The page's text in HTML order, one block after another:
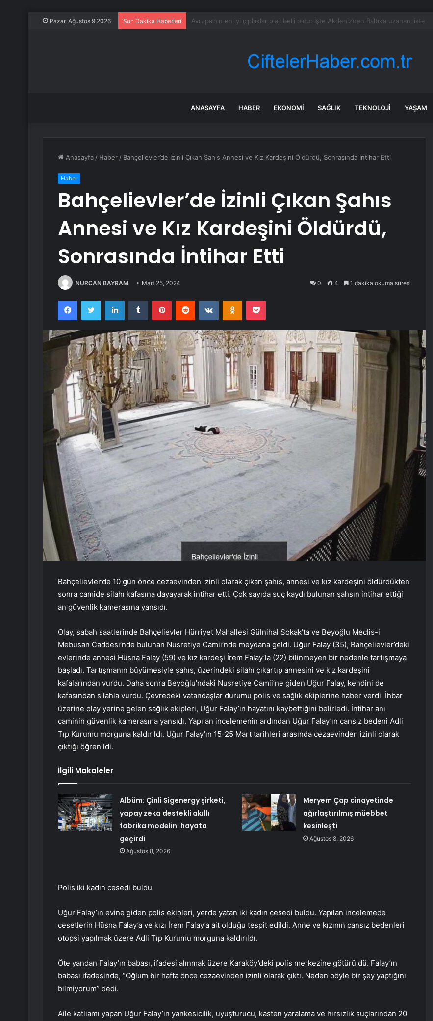
Pazar, Ağustos 9 2026 Son Dakika Haberleri AK Partili Çelik: Emekli Maaşlarında Adaletsizlik Var, İntibak Zorunlu
ANASAYFA HABER EKONOMI SAĞLIK TEKNOLOJI YAŞAM
Anasayfa / Haber / Bahçelievler’de İzinli Çıkan Şahıs Annesi ve Kız Kardeşini Öldürdü, Sonrasında İntihar Etti
Haber
Bahçelievler’de İzinli Çıkan Şahıs
Annesi ve Kız Kardeşini Öldürdü,
Sonrasında İntihar Etti
NURCAN BAYRAM Mart 25, 2024 0 4 1 dakika okuma süresi
FacebookTwitter LinkedInTumblr PinterestReddit VKontakteOdnoklassniki
Pocket
Bahçelievler’de 10 gün önce cezaevinden izinli olarak çıkan şahıs, annesi ve kız kardeşini öldürdükten
sonra camide silahı kafasına dayayarak intihar etti. Çok sayıda suç kaydı bulunan şahsın intihar ettiği
an güvenlik kamerasına yansıdı.
Olay, sabah saatlerinde Bahçelievler Hürriyet Mahallesi Gülnihal Sokak’ta ve Beyoğlu Meclis-i
Mebusan Caddesi’nde bulunan Nusretiye Camii’nde meydana geldi. Uğur Falay (35), Bahçelievler’deki
evlerinde annesi Hüsna Falay (59) ve kız kardeşi İrem Falay’la (22) bilinmeyen bir nedenle tartışmaya
başladı. Tartışmanın büyümesiyle şahıs, üzerindeki silahı çıkartıp annesini ve kız kardeşini
kafalarından vurdu. Daha sonra Beyoğlu’ndaki Nusretiye Camii’ne giden Uğur Falay, kendini de
kafasından silahla vurdu. Çevredeki vatandaşlar durumu polis ve sağlık ekiplerine haber verdi. İhbar
üzerine olay yerine gelen sağlık ekipleri, Uğur Falay’ın hayatını kaybettiğini belirledi. İntihar anı
caminin güvenlik kamerasına yansıdı. Yapılan incelemenin ardından Uğur Falay’ın cansız bedeni Adli
Tıp Kurumu morguna kaldırıldı. Uğur Falay’ın 15-25 Mart tarihleri arasında cezaevinden izinli olarak
çıktığı öğrenildi.
İlgili Makaleler
Albüm: Çinli Sigenergy şirketi,
yapay zeka destekli akıllı
fabrika modelini hayata
geçirdi
Ağustos 8, 2026
Meryem Çap cinayetinde
ağırlaştırılmış müebbet
kesinleşti
Ağustos 8, 2026
Polis iki kadın cesedi buldu
Uğur Falay’ın evine giden polis ekipleri, yerde yatan iki kadın cesedi buldu. Yapılan incelemede
cesetlerin Hüsna Falay’a ve kızı İrem Falay’a ait olduğu tespit edildi. Anne ve kızının cansız bedenleri
otopsi yapılmak üzere Adli Tıp Kurumu morguna kaldırıldı.
Öte yandan Falay’ın babası, ifadesi alınmak üzere Karaköy’deki polis merkezine götürüldü. Falay’ın
babası ifadesinde, “Oğlum bir hafta önce cezaevinden izinli olarak çıktı. Neden böyle bir şey yaptığını
bilmiyorum” dedi.
Aile katliamı yapan Uğur Falay’ın yankesicilik, uyuşturucu, kasten yaralama ve hırsızlık suçlarından 20